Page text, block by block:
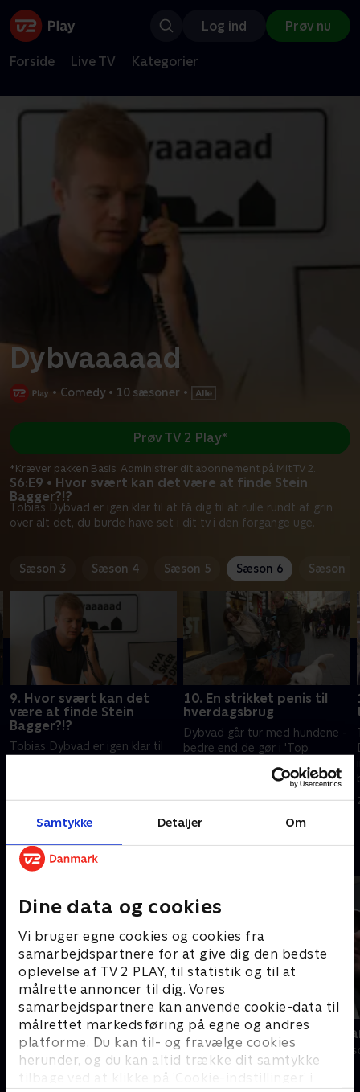
Samtykke Detaljer Om
Dine data og cookies
Vi bruger egne cookies og cookies fra
samarbejdspartnere for at give dig den bedste
oplevelse af TV 2 PLAY, til statistik og til at
målrette annoncer til dig. Vores
samarbejdspartnere kan anvende cookie-data til
målrettet markedsføring på egne og andres
platforme. Du kan til- og fravælge cookies
herunder, og du kan altid trække dit samtykke
tilbage ved at klikke på ’Cookie-indstillinger’ i
Log ind Prøv nu
Forside Live TV Kategorier
Dybvaaaaad
• Comedy • 10 sæsoner •
S6:E9 • Hvor svært kan det være at finde Stein
Bagger?!?
Tobias Dybvad er igen klar til at få dig til at rulle rundt af grin
over alt det, du burde have set i dit tv i den forgange uge.
Prøv TV 2 Play*
*Kræver pakken Basis. Administrer dit abonnement på Mit TV 2.
Sæson 3 Sæson 4 Sæson 5 Sæson 6 Sæson 8
9. Hvor svært kan det
være at finde Stein
Bagger?!?
Tobias Dybvad er igen klar til
10. En strikket penis til
hverdagsbrug
Dybvad går tur med hundene -
bedre end de gør i 'Top
syrede klip fra ugens tv-
15. juli 2015 • 27 min
Andre så også
Verdensmænd
Comedy • 5 sæsoner
Danish
Comedy • 3